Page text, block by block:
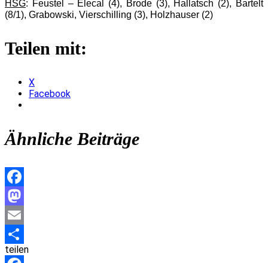
HSG: Feustel – Elecal (4), Brode (3), Hallatsch (2), Bartelt
(8/1), Grabowski, Vierschilling (3), Holzhauser (2)
Teilen mit:
X
Facebook
Ähnliche Beiträge
Facebook
Mastodon
Email
Teilen
teilen